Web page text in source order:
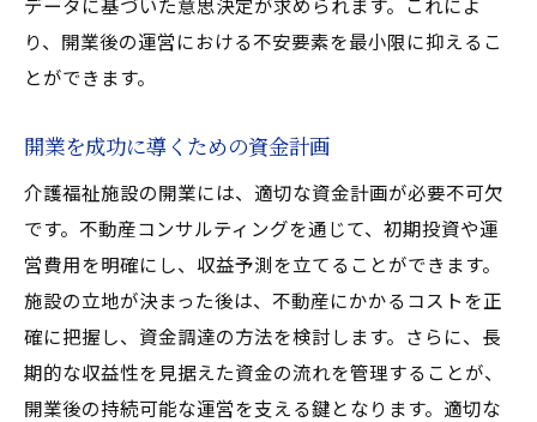
り、開業後の運営における不安要素を最小限に抑えるこ
とができます。
開業を成功に導くための資金計画
介護福祉施設の開業には、適切な資金計画が必要不可欠
です。不動産コンサルティングを通じて、初期投資や運
営費用を明確にし、収益予測を立てることができます。
施設の立地が決まった後は、不動産にかかるコストを正
確に把握し、資金調達の方法を検討します。さらに、長
期的な収益性を見据えた資金の流れを管理することが、
開業後の持続可能な運営を支える鍵となります。適切な